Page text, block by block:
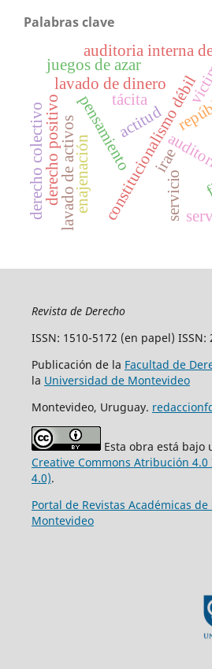
Palabras clave
constitucionalismo débil
auditoria interna
pensamientoactitud
lavado de activos
lavado de dinero
derecho positivo irae
juegos de azar
tácita
enajenación servicio
derecho colectivo
Revista de Derecho
ISSN: 1510-5172 (en papel)
Publicación de la Facultad de
la Universidad de Montevideo
Montevideo, Uruguay.
Esta obra está bajo
Creative Commons Atribución 4.0
4.0).
Portal de Revistas Académicas
Montevideo